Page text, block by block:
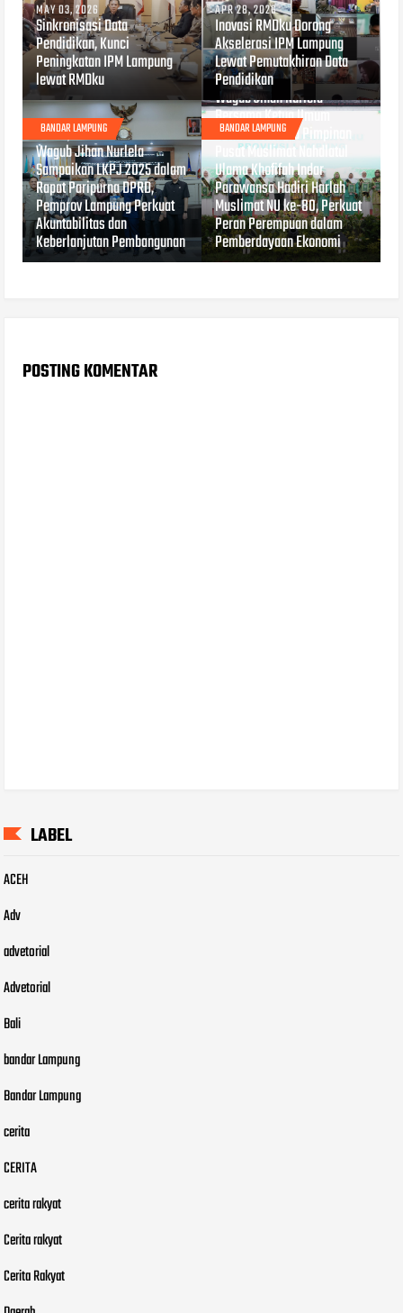
MAY 03, 2026
Sinkronisasi Data
Pendidikan, Kunci
Peningkatan IPM Lampung
lewat RMDku
APR 28, 2026
Inovasi RMDku Dorong
Akselerasi IPM Lampung
Lewat Pemutakhiran Data
Pendidikan
BANDAR LAMPUNG
APR 27, 2026
Wagub Jihan Nurlela
Sampaikan LKPJ 2025 dalam
Rapat Paripurna DPRD,
Pemprov Lampung Perkuat
Akuntabilitas dan
Keberlanjutan Pembangunan
BANDAR LAMPUNG
APR 27, 2026
Wagub Jihan Nurlela
Bersama Ketua Umum
Dewan Pembina Pimpinan
Pusat Muslimat Nahdlatul
Ulama Khofifah Indar
Parawansa Hadiri Harlah
Muslimat NU ke-80, Perkuat
Peran Perempuan dalam
Pemberdayaan Ekonomi
POSTING KOMENTAR
LABEL
ACEH
Adv
advetorial
Advetorial
Bali
bandar Lampung
Bandar Lampung
cerita
CERITA
cerita rakyat
Cerita rakyat
Cerita Rakyat